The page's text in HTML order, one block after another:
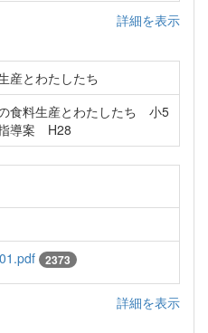
詳細を表示
産とわたしたち
食料生産とわたしたち 小5
導案 H28
2373
詳細を表示